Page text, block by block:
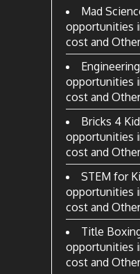
Mad
opportunities
cost and
opportunities
cost and
Bricks 4
opportunities
cost and
STEM for
opportunities
cost and
Title
opportunities
cost and